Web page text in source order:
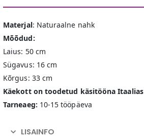
Materjal: Naturaalne nahk
Mõõdud:
Laius: 50 cm
Sügavus: 16 cm
Kõrgus: 33 cm
Käekott on toodetud käsitööna Itaalias
Tarneaeg: 10-15 tööpäeva
LISAINFO